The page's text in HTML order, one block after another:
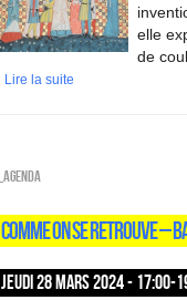
elle
de
Lire la suite
_Agenda
COMME ON SE RETROUVE –
JEUDI 28 MARS 2024 - 17:00-